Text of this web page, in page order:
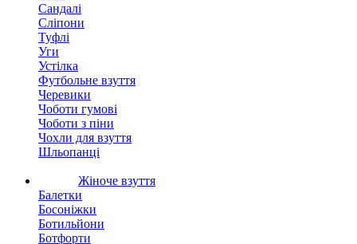
Сандалі
Сліпони
Туфлі
Уги
Устілка
Футбольне взуття
Черевики
Чоботи гумові
Чоботи з піни
Чохли для взуття
Шльопанці
Жіноче взуття
Балетки
Босоніжки
Ботильйони
Ботфорти